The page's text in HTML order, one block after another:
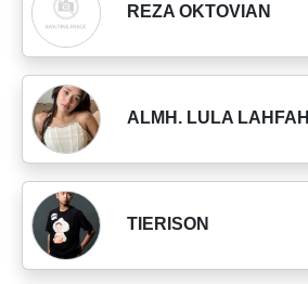
REZA OKTOVIAN
ALMH. LULA LAHFAH
TIERISON